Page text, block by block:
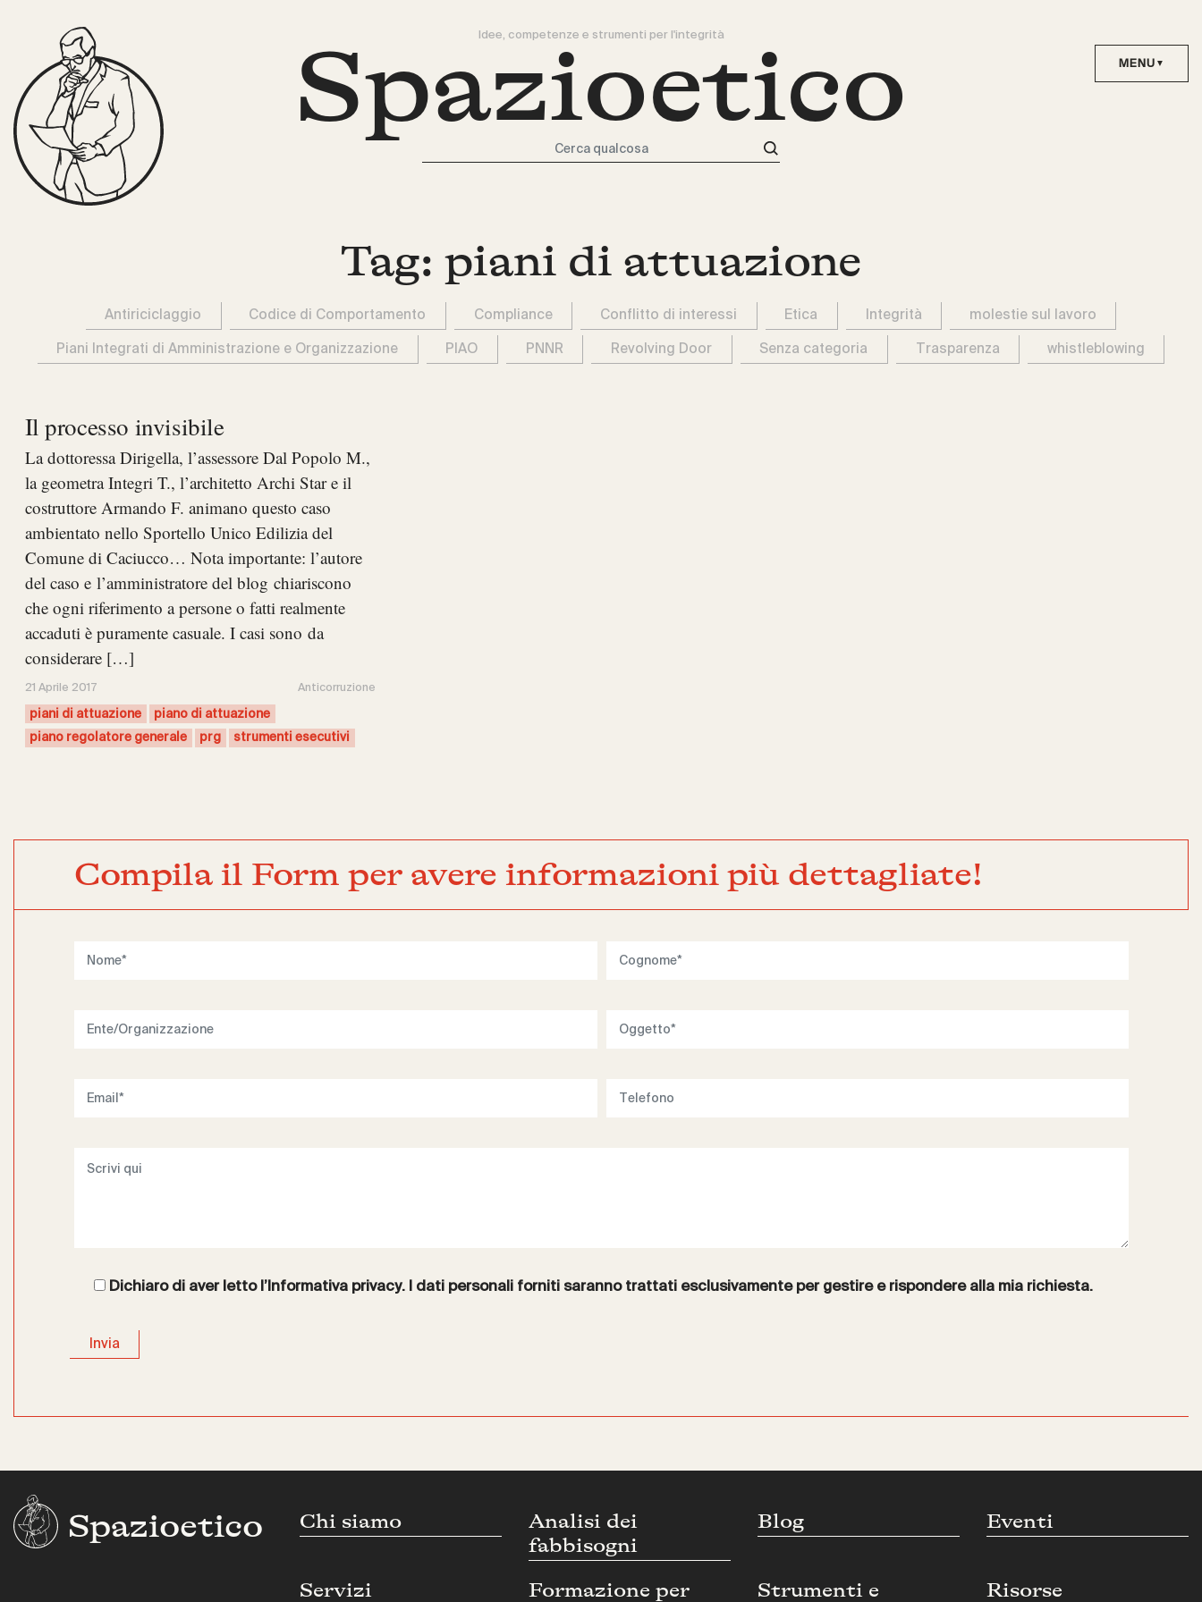
Idee, competenze e strumenti per l'integrità
Spazioetico
Tag: piani di attuazione
Antiriciclaggio Codice di Comportamento Compliance Conflitto di interessi Etica Integrità molestie sul lavoro
Piani Integrati di Amministrazione e Organizzazione PIAO PNNR Revolving Door Senza categoria Trasparenza whistleblowing
Il processo invisibile
La dottoressa Dirigella, l’assessore Dal Popolo M.,
la geometra Integri T., l’architetto Archi Star e il
costruttore Armando F. animano questo caso
ambientato nello Sportello Unico Edilizia del
Comune di Caciucco… Nota importante: l’autore
del caso e l’amministratore del blog chiariscono
che ogni riferimento a persone o fatti realmente
accaduti è puramente casuale. I casi sono da
considerare […]
21 Aprile 2017 Anticorruzione
piani di attuazione
piano di attuazione
piano regolatore generale
prg strumenti esecutivi
Compila il Form per avere informazioni più dettagliate!
Dichiaro di aver letto l’Informativa privacy. I dati personali forniti saranno trattati esclusivamente per gestire e rispondere alla mia richiesta.
Spazioetico Chi siamo
Analisi dei
fabbisogni
Blog Eventi
Servizi Formazione per Strumenti e Risorse